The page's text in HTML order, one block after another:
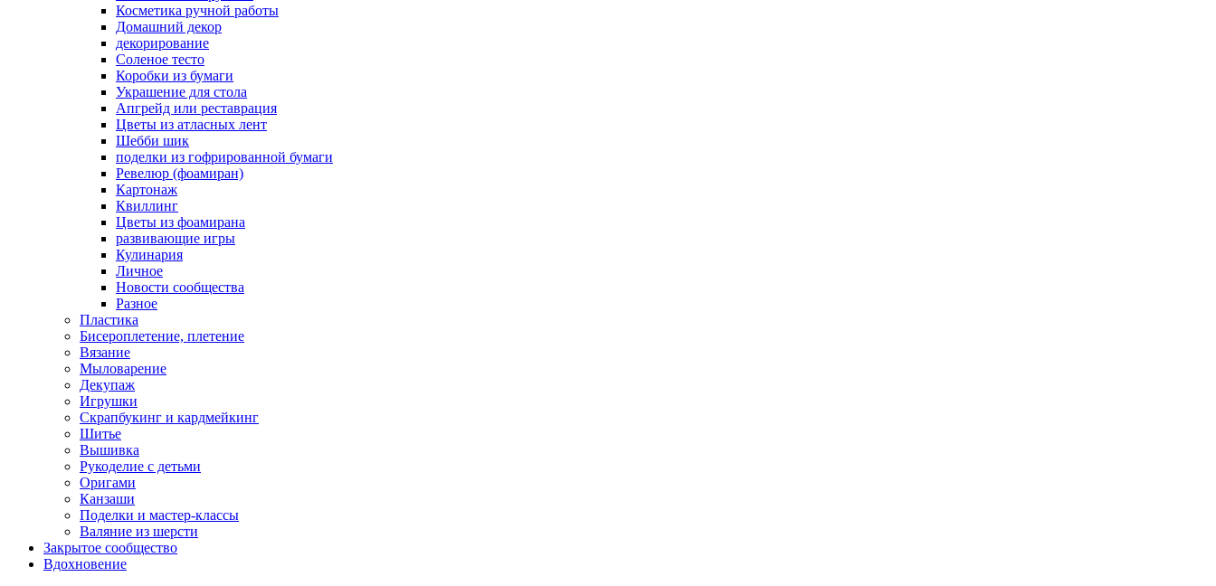
Косметика ручной работы
Домашний декор
декорирование
Соленое тесто
Коробки из бумаги
Украшение для стола
Апгрейд или реставрация
Цветы из атласных лент
Шебби шик
поделки из гофрированной бумаги
Ревелюр (фоамиран)
Картонаж
Квиллинг
Цветы из фоамирана
развивающие игры
Кулинария
Личное
Новости сообщества
Разное
Пластика
Бисероплетение, плетение
Вязание
Мыловарение
Декупаж
Игрушки
Скрапбукинг и кардмейкинг
Шитье
Вышивка
Рукоделие с детьми
Оригами
Канзаши
Поделки и мастер-классы
Валяние из шерсти
Закрытое сообщество
Вдохновение